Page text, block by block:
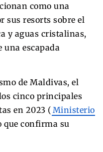
como una
sus resorts sobre el
y aguas cristalinas,
una escapada
de Maldivas, el
cinco principales
en 2023 ( Ministerio
que confirma su